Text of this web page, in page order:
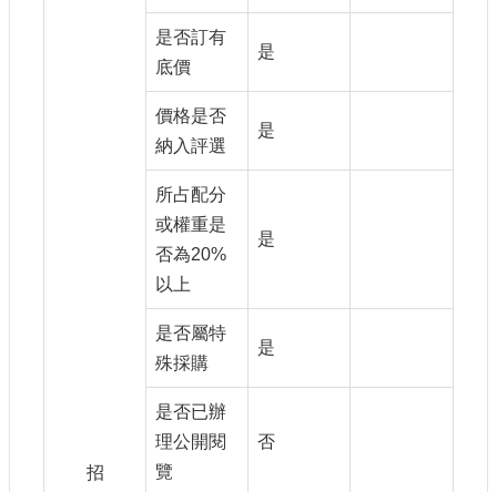
招
是否訂有
底價
是
價格是否
納入評選
是
所占配分
或權重是
否為20%
以上
是
是否屬特
殊採購
是
是否已辦
理公開閱
覽
否